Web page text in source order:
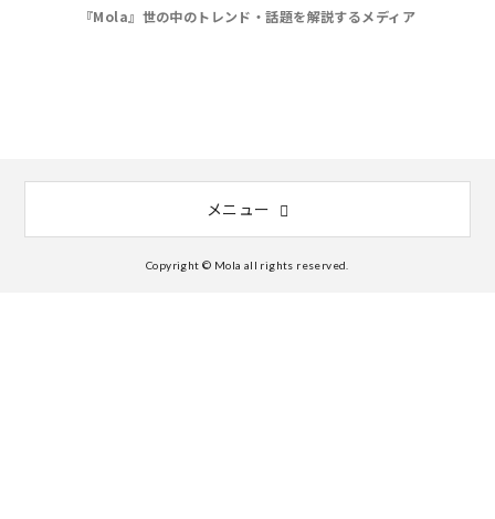
『Mola』世の中のトレンド・話題を解説するメディア
メニュー
Copyright © Mola all rights reserved.